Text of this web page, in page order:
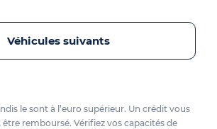
Véhicules suivants
le sont à l’euro supérieur. Un crédit vous
remboursé. Vérifiez vos capacités de